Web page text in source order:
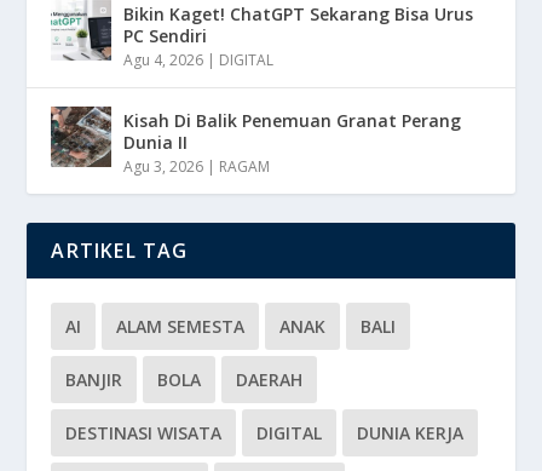
Bikin Kaget! ChatGPT Sekarang Bisa Urus
PC Sendiri
Agu 4, 2026 | DIGITAL
Kisah Di Balik Penemuan Granat Perang
Dunia II
Agu 3, 2026 | RAGAM
ARTIKEL TAG
AI ALAM SEMESTA ANAK BALI
BANJIR BOLA DAERAH
DESTINASI WISATA DIGITAL DUNIA KERJA